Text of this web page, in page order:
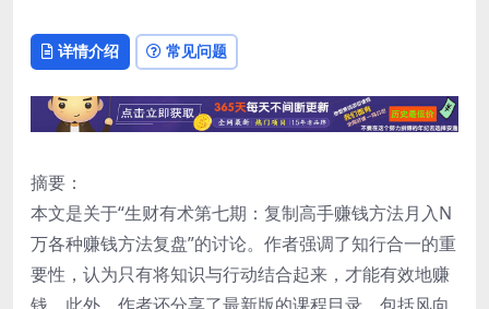
详情介绍 常见问题
摘要：
本文是关于“生财有术第七期：复制高手赚钱方法月入N
万各种赚钱方法复盘”的讨论。作者强调了知行合一的重
要性，认为只有将知识与行动结合起来，才能有效地赚